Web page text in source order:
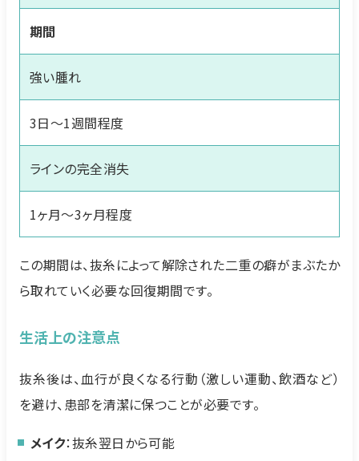
期間
強い腫れ
3日〜1週間程度
ラインの完全消失
1ヶ月〜3ヶ月程度
この期間は、抜糸によって解除された二重の癖がまぶたか
ら取れていく必要な回復期間です。
生活上の注意点
抜糸後は、血行が良くなる行動（激しい運動、飲酒など）
を避け、患部を清潔に保つことが必要です。
メイク：抜糸翌日から可能